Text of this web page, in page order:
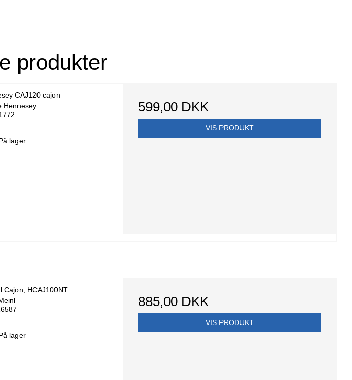
produkter
CAJ120 cajon
Hennesey
lager
599,00 DKK
VIS PRODUKT
Cajon, HCAJ100NT
lager
885,00 DKK
VIS PRODUKT